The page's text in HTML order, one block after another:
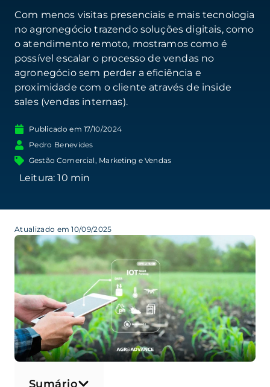
Com menos visitas presenciais e mais tecnologia
no agronegócio trazendo soluções digitais, como
o atendimento remoto, mostramos como é
possível escalar o processo de vendas no
agronegócio sem perder a eficiência e
proximidade com o cliente através de inside
sales (vendas internas).
Publicado em 17/10/2024
Pedro Benevides
Gestão Comercial, Marketing e Vendas
Atualizado em 10/09/2025
Sumário